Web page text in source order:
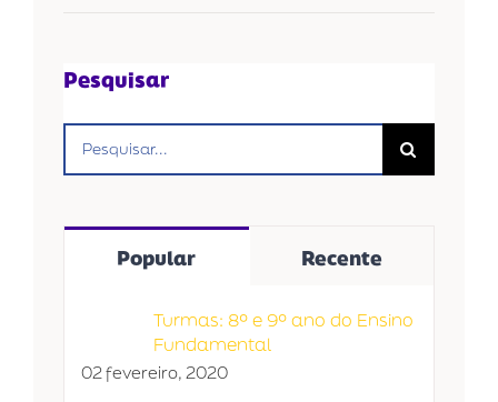
Pesquisar
resultados
Popular Recente
Turmas: 8º e 9º ano do Ensino
Fundamental
02 fevereiro, 2020